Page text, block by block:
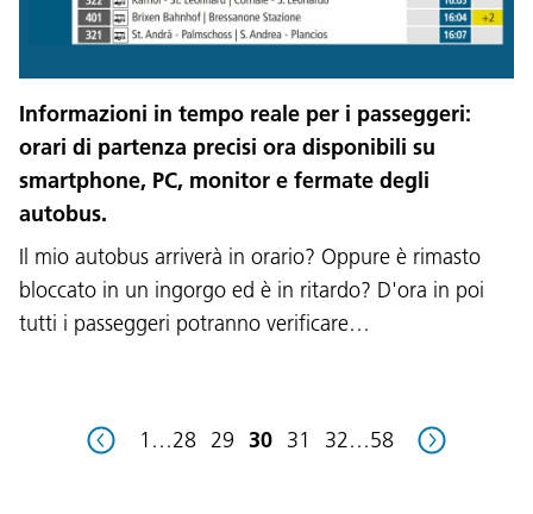
Lingua:
DEU
ITA LAD ENG
Service Desk:
Impressum Privacy e cookie policy
Termini e condizioni d'uso Reclami Jobs
Informazioni in tempo reale per i passeggeri:
orari di partenza precisi ora disponibili su
smartphone, PC, monitor e fermate degli
autobus.
Il mio autobus arriverà in orario? Oppure è rimasto
bloccato in un ingorgo ed è in ritardo? D'ora in poi
tutti i passeggeri potranno verificare…
1 …28 29 30 31 32…58